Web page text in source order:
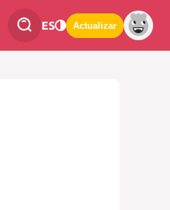
ES Actualizar